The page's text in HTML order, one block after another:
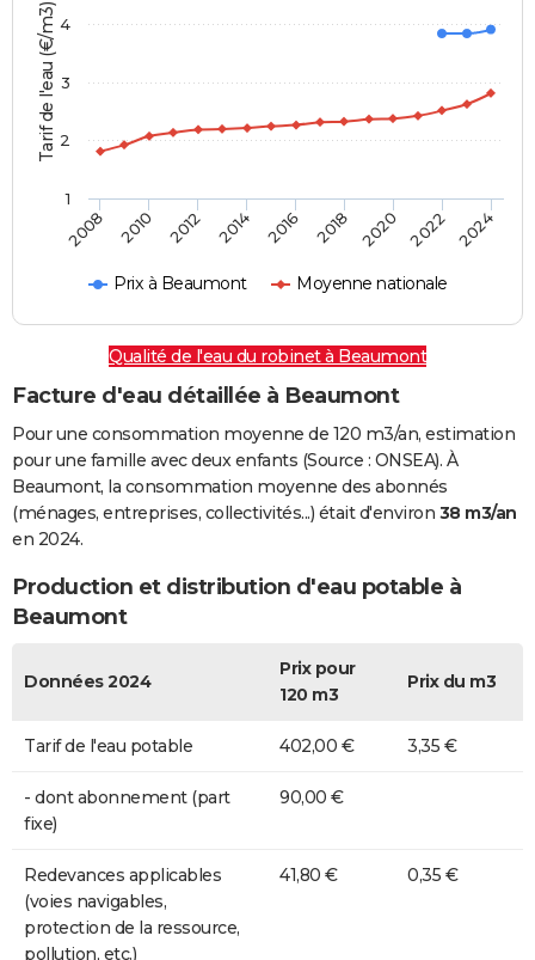
Tarif de l'eau (€/m3)
Prix à Beaumont Moyenne nationale
2008 2010 2012 2014 2016 2018 2020 2022 2024
1
2
3
4
Qualité de l'eau du robinet à Beaumont
Facture d'eau détaillée à Beaumont
Pour une consommation moyenne de 120 m3/an, estimation
pour une famille avec deux enfants (Source : ONSEA). À
Beaumont, la consommation moyenne des abonnés
(ménages, entreprises, collectivités...) était d'environ 38 m3/an
en 2024.
Production et distribution d'eau potable à
Beaumont
Données 2024
Prix pour
120 m3
Prix du m3
Tarif de l'eau potable 402,00 € 3,35 €
- dont abonnement (part
fixe)
90,00 €
Redevances applicables
(voies navigables,
protection de la ressource,
pollution, etc.)
41,80 € 0,35 €